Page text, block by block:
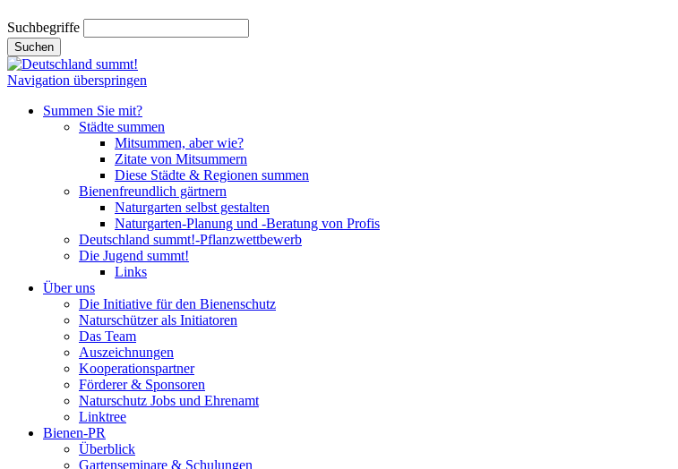
Suchbegriffe
Suchen
Navigation überspringen
Summen Sie mit?
Städte summen
Mitsummen, aber wie?
Zitate von Mitsummern
Diese Städte & Regionen summen
Bienenfreundlich gärtnern
Naturgarten selbst gestalten
Naturgarten-Planung und -Beratung von Profis
Deutschland summt!-Pflanzwettbewerb
Die Jugend summt!
Links
Über uns
Die Initiative für den Bienenschutz
Naturschützer als Initiatoren
Das Team
Auszeichnungen
Kooperationspartner
Förderer & Sponsoren
Naturschutz Jobs und Ehrenamt
Linktree
Bienen-PR
Überblick
Gartenseminare & Schulungen